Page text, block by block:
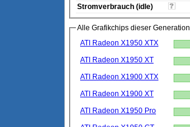
Stromverbrauch (idle)
Alle Grafikchips dieser Generation
ATI Radeon X1950 XTX
ATI Radeon X1950 XT
ATI Radeon X1900 XTX
ATI Radeon X1900 XT
ATI Radeon X1950 Pro